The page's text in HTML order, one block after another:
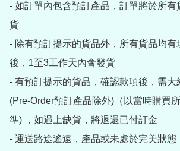
- 如訂單內包含預訂產品，訂單將於所有
貨
- 除有預訂提示的貨品外，所有貨品均有
後，1至3工作天內會發貨
- 有預訂提示的貨品，確認款項後，需大
(Pre-Order預訂產品除外)（以當時購買
準) ，如遇上缺貨，將退還已付訂金
- 運送路途遙遠，產品或未處於完美狀態